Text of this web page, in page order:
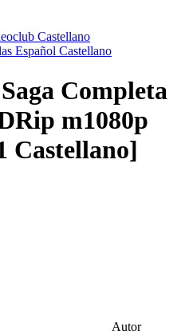
Castellano
Español Castellano
Completa
m1080p
Castellano]
Autor